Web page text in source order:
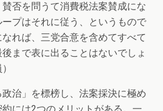
否を問うて消費税法案賛成にな
プはそれに従う、というもので
れば、三党合意を含めてすべて
まで表に出ることはないでしょ
治」を標榜し、法案採決に極め